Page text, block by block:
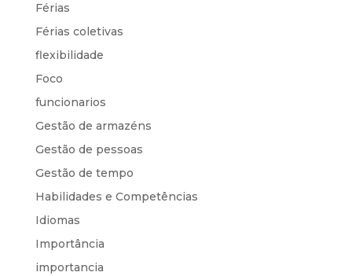
Férias
Férias coletivas
flexibilidade
Foco
funcionarios
Gestão de armazéns
Gestão de pessoas
Gestão de tempo
Habilidades e Competências
Idiomas
Importância
importancia